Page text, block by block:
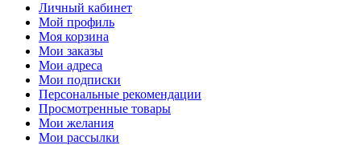
Личный кабинет
Мой профиль
Моя корзина
Мои заказы
Мои адреса
Мои подписки
Персональные рекомендации
Просмотренные товары
Мои желания
Мои рассылки